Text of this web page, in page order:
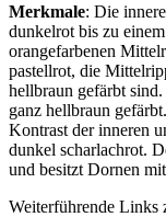
Merkmale: Die
dunkelrot bis zu
orangefarbenen
pastellrot, die
hellbraun gefärbt
ganz hellbraun
Kontrast der inneren
dunkel scharlachrot.
und besitzt Dornen
Weiterführende Links